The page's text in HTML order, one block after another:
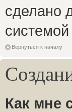
сделано
Вернуться к началу
Как мне